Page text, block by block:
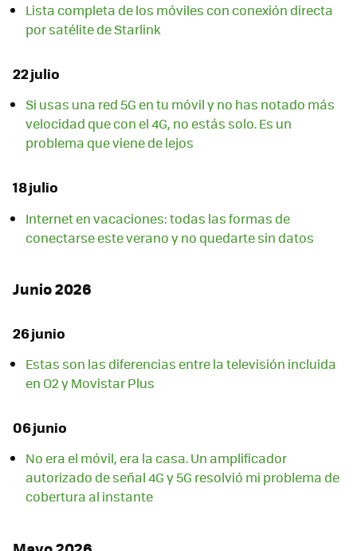
Lista completa de los móviles con conexión directa
por satélite de Starlink
22 julio
Si usas una red 5G en tu móvil y no has notado más
velocidad que con el 4G, no estás solo. Es un
problema que viene de lejos
18 julio
Internet en vacaciones: todas las formas de
conectarse este verano y no quedarte sin datos
Junio 2026
26 junio
Estas son las diferencias entre la televisión incluida
en O2 y Movistar Plus
06 junio
No era el móvil, era la casa. Un amplificador
autorizado de señal 4G y 5G resolvió mi problema de
cobertura al instante